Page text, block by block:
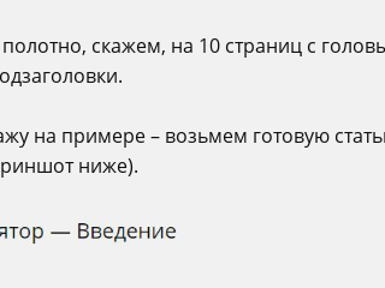
скажем, на 10 страниц с
на примере – возьмем готовую
ниже).